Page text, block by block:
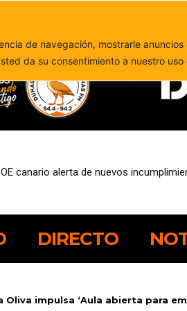
de navegación, mostrarle
da su consentimiento a nuestro uso
de El Tostón será una de las ocho
DIRECTO
Oliva impulsa ‘Aula abierta para